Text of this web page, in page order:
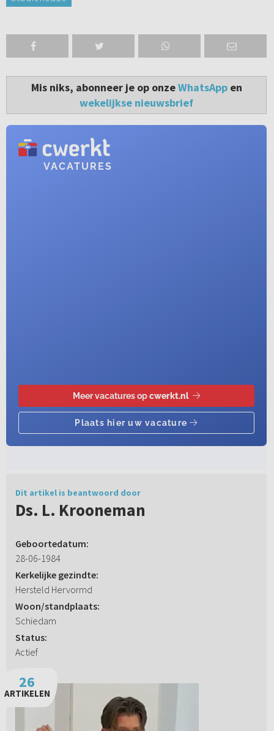
Mis niks, abonneer je op onzeWhatsAppen
wekelijkse nieuwsbrief
Dit artikel is beantwoord door
Ds. L. Krooneman
Geboortedatum:
28-06-1984
Kerkelijke gezindte:
Hersteld Hervormd
Woon/standplaats:
Schiedam
Status:
Actief
26
ARTIKELEN